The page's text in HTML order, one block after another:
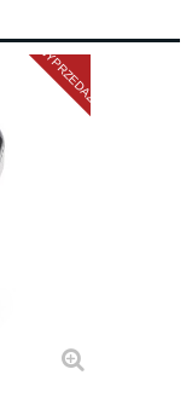
WYPRZEDAŻ!